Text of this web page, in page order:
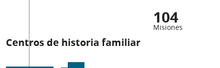
104
Misiones
Centros de historia familiar